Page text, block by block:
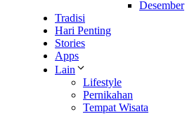
Desember
Tradisi
Hari Penting
Stories
Apps
Lain
Lifestyle
Pernikahan
Tempat Wisata